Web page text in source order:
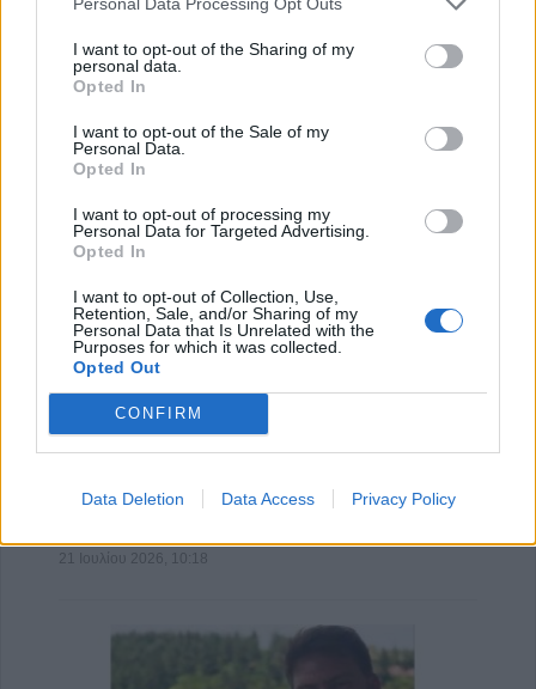
I want to opt-out of the Sharing of my
personal data.
Opted In
I want to opt-out of the Sale of my
Personal Data.
Opted In
I want to opt-out of processing my
Personal Data for Targeted Advertising.
Opted In
I want to opt-out of Collection, Use,
Retention, Sale, and/or Sharing of my
Personal Data that Is Unrelated with the
Purposes for which it was collected.
Opted Out
CONFIRM
Data Deletion Data Access Privacy Policy
Επιστήμη- Υγεία: Οι οικονομικές δυσκολίες
24 Ιουλίου 2026, 10:19
Υγεία: Ο θόρυβος των δρόμων αυξάνει τον
21 Ιουλίου 2026, 10:18